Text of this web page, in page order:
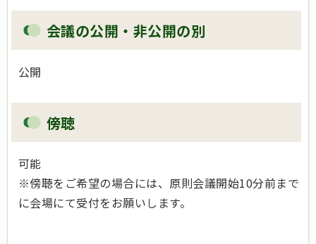
会議の公開・非公開の別
公開
傍聴
可能
※傍聴をご希望の場合には、原則会議開始10分前まで
に会場にて受付をお願いします。